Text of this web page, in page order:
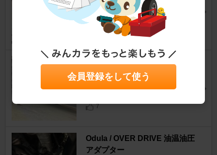
Sushida1sukiさん
2
マフラ ー
7
Odula / OVER DRIVE 油温油圧
アダプター
会員登録をして使う